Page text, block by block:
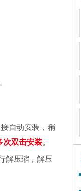
自动安装，稍
次双击安装。
解压缩，解压